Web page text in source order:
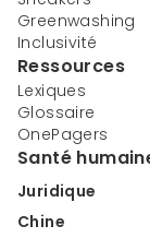
Greenwashing
Inclusivité
Ressources
Lexiques
Glossaire
OnePagers
Santé
Juridique
Chine